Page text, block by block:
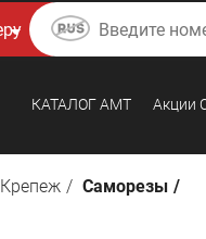
КАТАЛОГ AMТ Акции
Крепеж Саморезы